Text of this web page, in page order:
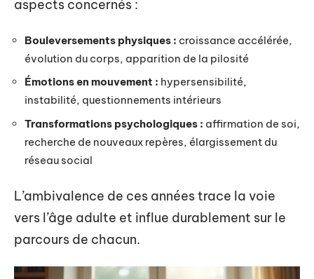
aspects concernés :
Bouleversements physiques : croissance accélérée,
évolution du corps, apparition de la pilosité
Émotions en mouvement : hypersensibilité,
instabilité, questionnements intérieurs
Transformations psychologiques : affirmation de soi,
recherche de nouveaux repères, élargissement du
réseau social
L’ambivalence de ces années trace la voie
vers l’âge adulte et influe durablement sur le
parcours de chacun.